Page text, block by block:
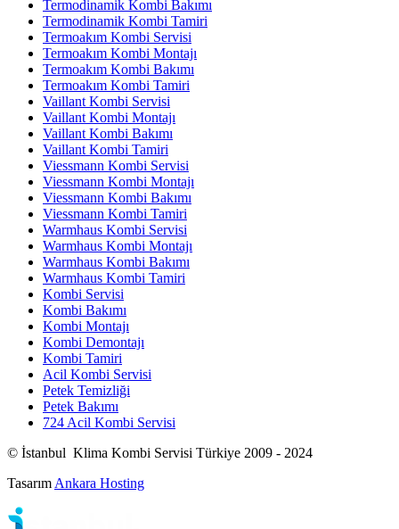
Termodinamik Kombi Bakımı
Termodinamik Kombi Tamiri
Termoakım Kombi Servisi
Termoakım Kombi Montajı
Termoakım Kombi Bakımı
Termoakım Kombi Tamiri
Vaillant Kombi Servisi
Vaillant Kombi Montajı
Vaillant Kombi Bakımı
Vaillant Kombi Tamiri
Viessmann Kombi Servisi
Viessmann Kombi Montajı
Viessmann Kombi Bakımı
Viessmann Kombi Tamiri
Warmhaus Kombi Servisi
Warmhaus Kombi Montajı
Warmhaus Kombi Bakımı
Warmhaus Kombi Tamiri
Kombi Servisi
Kombi Bakımı
Kombi Montajı
Kombi Demontajı
Kombi Tamiri
Acil Kombi Servisi
Petek Temizliği
Petek Bakımı
724 Acil Kombi Servisi
© İstanbul Klima Kombi Servisi Türkiye 2009 - 2024
TasarımAnkara Hosting